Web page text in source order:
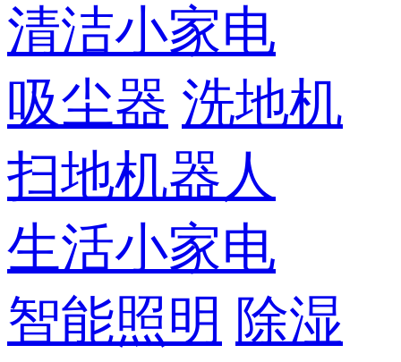
清洁小家电
吸尘器 洗地机
扫地机器人
生活小家电
智能照明 除湿